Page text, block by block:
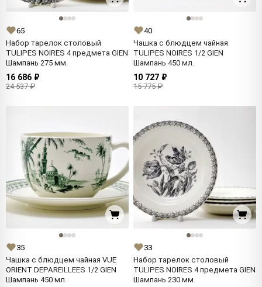
65
Набор тарелок столовый
TULIPES NOIRES 4 предмета GIEN
Шампань 275 мм.
16 686 ₽
24 537 ₽
40
Чашка с блюдцем чайная
TULIPES NOIRES 1/2 GIEN
Шампань 450 мл.
10 727 ₽
15 775 ₽
35
Чашка с блюдцем чайная VUE
ORIENT DEPAREILLEES 1/2 GIEN
Шампань 450 мл.
33
Набор тарелок столовый
TULIPES NOIRES 4 предмета GIEN
Шампань 230 мм.